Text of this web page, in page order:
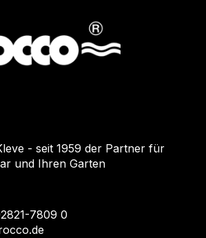
- seit 1959 der Partner für
und Ihren Garten
7809 0